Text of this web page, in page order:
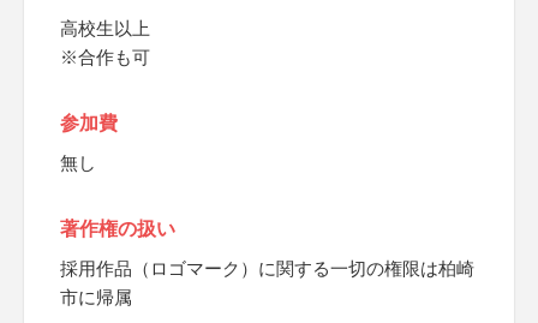
高校生以上
※合作も可
参加費
無し
著作権の扱い
採用作品（ロゴマーク）に関する一切の権限は柏崎
市に帰属